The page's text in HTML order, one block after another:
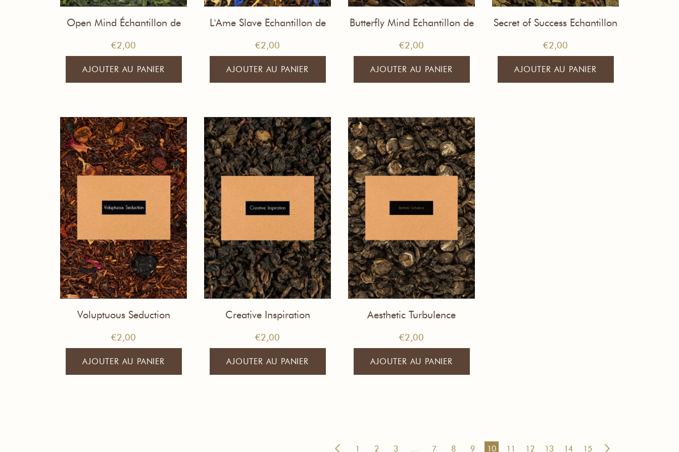
Open Mind Échantillon de
€2,00
AJOUTER AU PANIER
L'Ame Slave Echantillon de
€2,00
AJOUTER AU PANIER
Butterfly Mind Echantillon de
€2,00
AJOUTER AU PANIER
Secret of Success Echantillon
€2,00
AJOUTER AU PANIER
Voluptuous Seduction
€2,00
AJOUTER AU PANIER
Creative Inspiration
€2,00
AJOUTER AU PANIER
Aesthetic Turbulence
€2,00
AJOUTER AU PANIER
1 2 3 7 8 9 10 11 12 13 14 15